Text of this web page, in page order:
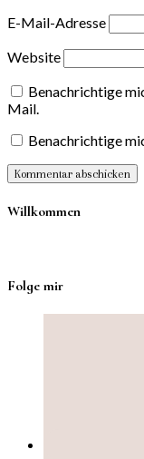
E-Mail-Adresse
Website
Benachrichtige
Mail.
Benachrichtige
Willkommen
Folge mir